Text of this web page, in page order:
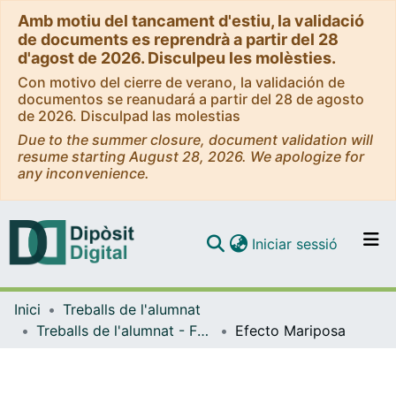
Amb motiu del tancament d'estiu, la validació
de documents es reprendrà a partir del 28
d'agost de 2026. Disculpeu les molèsties.
Con motivo del cierre de verano, la validación de
documentos se reanudará a partir del 28 de agosto
de 2026. Disculpad las molestias
Due to the summer closure, document validation will
resume starting August 28, 2026. We apologize for
any inconvenience.
Navega per tot el DD
Iniciar sessió (current)
Inici
Treballs de l'alumnat
Treballs de l'alumnat - Facultat d'Informació i Mitjans Audiovisuals - Grau de Comunicació Audiovisual
Efecto Mariposa